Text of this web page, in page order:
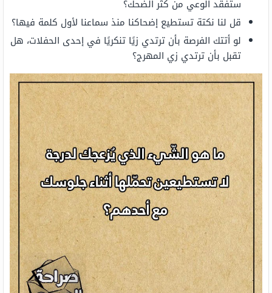
ستفقد الوعي من كثر الضحك؟
قل لنا نكتة تستطيع إضحاكنا منذ سماعنا لأول كلمة فيها؟
لو أتتك الفرصة بأن ترتدي زيًا تنكريًا في إحدى الحفلات، هل
تقبل بأن ترتدي زي المهرج؟